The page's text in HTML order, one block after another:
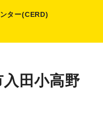
ター(CERD)
入田小高野